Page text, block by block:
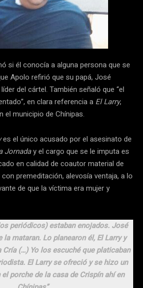
si él conocía a alguna persona que se
Apolo refirió que su papá, José
del cártel. También señaló que “el
en clara referencia a El Larry,
el municipio de Chínipas.
es el único acusado por el asesinato de
Jornaday el cargo que se le imputa es
en calidad de coautor material de
premeditación, alevosía ventaja, a lo
de que la víctima era mujer y
periódicos) estaban enojados. José
la mataran. Lo planearon él, El Larry y
(…) Yo los escuché que platicaban
El Larry se ofreció y se hizo un
porche de la casa de Crispín ahí en